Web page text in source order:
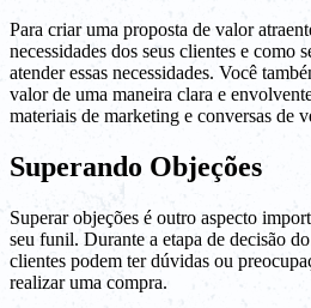
Para criar uma proposta de valor
necessidades dos seus clientes e como
atender essas necessidades. Você
valor de uma maneira clara e
materiais de marketing e conversas de
Superando Objeções
Superar objeções é outro aspecto
seu funil. Durante a etapa de decisão
clientes podem ter dúvidas ou
realizar uma compra.